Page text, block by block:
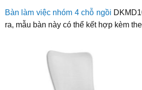
Bàn làm việc nhóm 4 chỗ ngồi
ra, mẫu bàn này có thể kết hợp kèm